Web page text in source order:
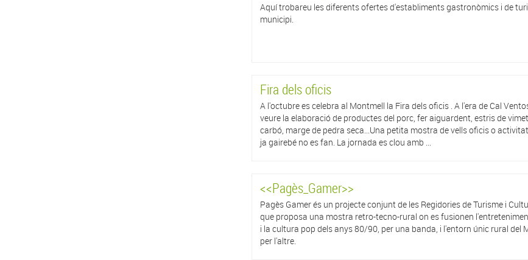
Aquí trobareu les diferents ofertes d'establiments gastronòmics i de
municipi.
Fira dels oficis
A l'octubre es celebra al Montmell la Fira dels oficis . A l'era de Cal
veure la elaboració de productes del porc, fer aiguardent, estris de
carbó, marge de pedra seca...Una petita mostra de vells oficis o
ja gairebé no es fan. La jornada es clou amb ...
<<Pagès_Gamer>>
Pagès Gamer és un projecte conjunt de les Regidories de Turisme i
que proposa una mostra retro-tecno-rural on es fusionen
i la cultura pop dels anys 80/90, per una banda, i l'entorn únic rural del
per l'altre.